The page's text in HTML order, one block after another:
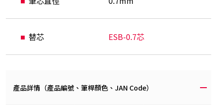
替芯 ESB-0.7芯
產品詳情（產品編號、筆桿顏色、JAN Code）